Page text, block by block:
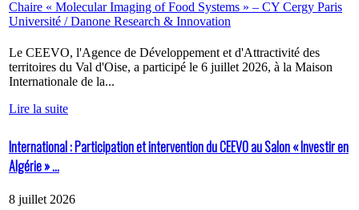
Le CEEVO, l'Agence de Développement et d'Attractivité des
territoires du Val d'Oise, a participé le 6 juillet 2026, à la Maison
Internationale de la...
Lire la suite
International : Participation et intervention du CEEVO au Salon « Investir en
Algérie » ...
8 juillet 2026